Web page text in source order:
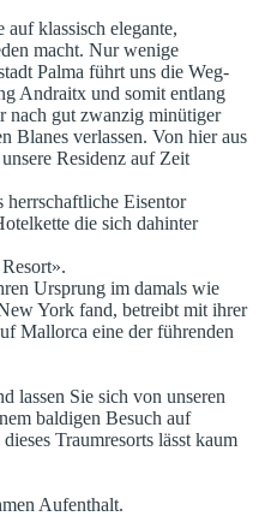
klassisch elegante,
macht. Nur wenige
Palma führt uns die Weg-
Andraitx und somit entlang
nach gut zwanzig minütiger
Blanes verlassen. Von hier aus
Residenz auf Zeit
herrschaftliche Eisentor
die sich dahinter
Ursprung im damals wie
York fand, betreibt mit ihrer
Mallorca eine der führenden
lassen Sie sich von unseren
baldigen Besuch auf
Traumresorts lässt kaum
Aufenthalt.